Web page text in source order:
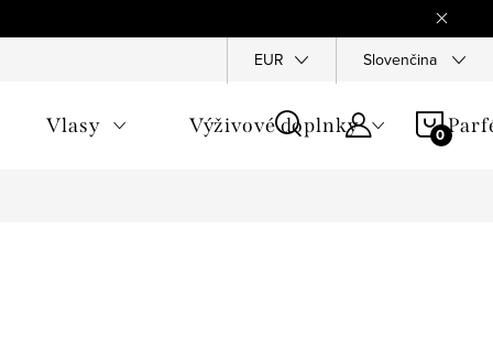
Ochrana osobních údajů Všeobecné
EUR Slovenčina
Vlasy Výživové doplnky